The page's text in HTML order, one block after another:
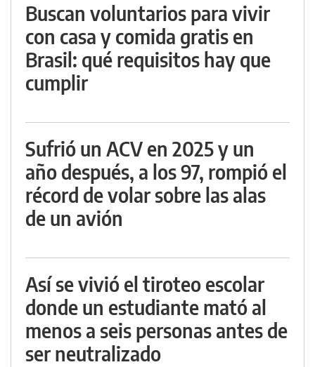
Buscan voluntarios para vivir
con casa y comida gratis en
Brasil: qué requisitos hay que
cumplir
Sufrió un ACV en 2025 y un
año después, a los 97, rompió el
récord de volar sobre las alas
de un avión
Así se vivió el tiroteo escolar
donde un estudiante mató al
menos a seis personas antes de
ser neutralizado